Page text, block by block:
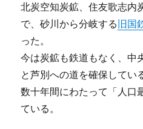
北炭空知炭鉱、住友歌志内
で、砂川から分岐する 旧国
った。
今は炭鉱も鉄道もなく、中
と芦別への道を確保してい
数十年間にわたって「人口
ている。